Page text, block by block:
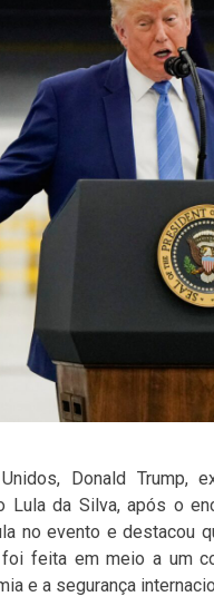
Donald Trump,
da Silva, após o
no evento e destacou
feita em meio a um
e a segurança